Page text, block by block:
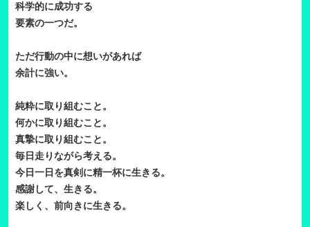
科学的に成功する
要素の一つだ。
ただ行動の中に想いがあれば
余計に強い。
純粋に取り組むこと。
何かに取り組むこと。
真摯に取り組むこと。
毎日走りながら考える。
今日一日を真剣に精一杯に生きる。
感謝して、生きる。
楽しく、前向きに生きる。